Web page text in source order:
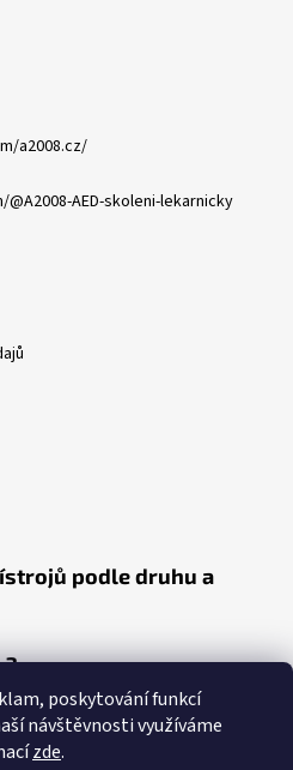
poskytování funkcí
návštěvnosti využíváme
zde.
a2008.cz/
AED-skoleni-lekarnicky
podle druhu a
AED